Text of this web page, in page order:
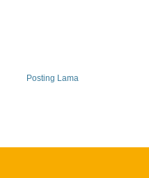
Posting Lama